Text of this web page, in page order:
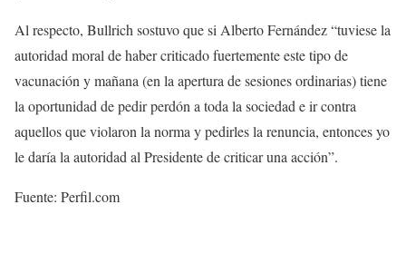
Al respecto, Bullrich sostuvo que si Alberto Fernández “tuviese la
autoridad moral de haber criticado fuertemente este tipo de
vacunación y mañana (en la apertura de sesiones ordinarias) tiene
la oportunidad de pedir perdón a toda la sociedad e ir contra
aquellos que violaron la norma y pedirles la renuncia, entonces yo
le daría la autoridad al Presidente de criticar una acción”.
Fuente: Perfil.com